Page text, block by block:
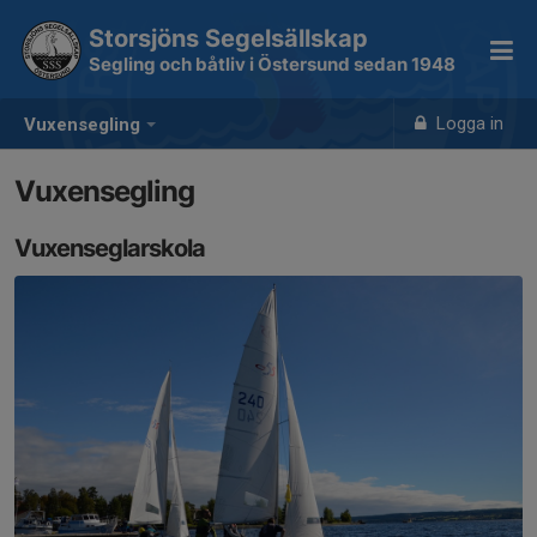
Vuxensegling Logga in
Storsjöns Segelsällskap
Segling och båtliv i Östersund sedan 1948
Vuxensegling
Vuxenseglarskola